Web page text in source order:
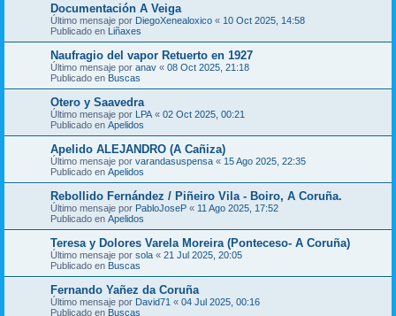
Documentación A Veiga
Último mensaje por DiegoXenealoxico « 10 Oct 2025, 14:58
Publicado en Liñaxes
Naufragio del vapor Retuerto en 1927
Último mensaje por anav « 08 Oct 2025, 21:18
Publicado en Buscas
Otero y Saavedra
Último mensaje por LPA « 02 Oct 2025, 00:21
Publicado en Apelidos
Apelido ALEJANDRO (A Cañiza)
Último mensaje por varandasuspensa « 15 Ago 2025, 22:35
Publicado en Apelidos
Rebollido Fernández / Piñeiro Vila - Boiro, A Coruña.
Último mensaje por PabloJoseP « 11 Ago 2025, 17:52
Publicado en Apelidos
Teresa y Dolores Varela Moreira (Ponteceso- A Coruña)
Último mensaje por sola « 21 Jul 2025, 20:05
Publicado en Buscas
Fernando Yañez da Coruña
Último mensaje por David71 « 04 Jul 2025, 00:16
Publicado en Buscas